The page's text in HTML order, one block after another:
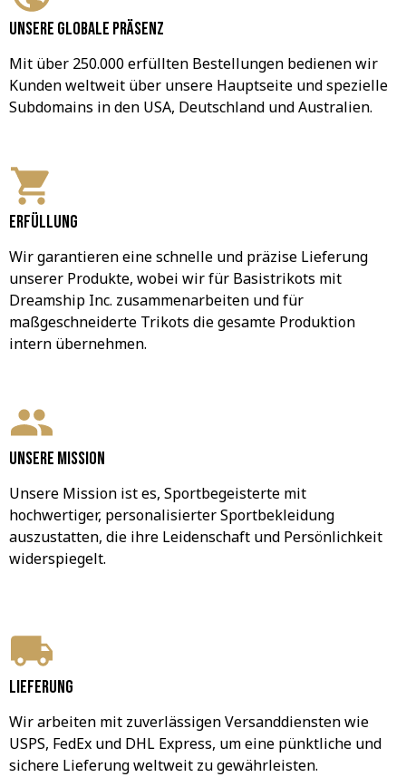
Unsere globale Präsenz
Mit über 250.000 erfüllten Bestellungen bedienen wir
Kunden weltweit über unsere Hauptseite und spezielle
Subdomains in den USA, Deutschland und Australien.
Erfüllung
Wir garantieren eine schnelle und präzise Lieferung
unserer Produkte, wobei wir für Basistrikots mit
Dreamship Inc. zusammenarbeiten und für
maßgeschneiderte Trikots die gesamte Produktion
intern übernehmen.
Unsere Mission
Unsere Mission ist es, Sportbegeisterte mit
hochwertiger, personalisierter Sportbekleidung
auszustatten, die ihre Leidenschaft und Persönlichkeit
widerspiegelt.
Lieferung
Wir arbeiten mit zuverlässigen Versanddiensten wie
USPS, FedEx und DHL Express, um eine pünktliche und
sichere Lieferung weltweit zu gewährleisten.